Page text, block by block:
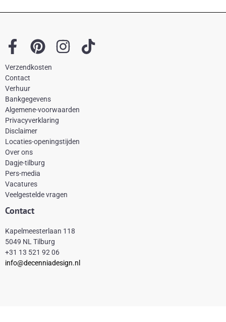
F
a
c
e
b
o
o
k
-
f
P
i
e
r
e
t
I
a
r
T
Verzendkosten
Contact
Verhuur
Bankgegevens
Algemene-voorwaarden
Privacyverklaring
Disclaimer
Locaties-openingstijden
Over ons
Dagje-tilburg
Pers-media
Vacatures
Veelgestelde vragen
Contact
Kapelmeesterlaan 118
5049 NL Tilburg
+31 13 521 92 06
info@decenniadesign.nl